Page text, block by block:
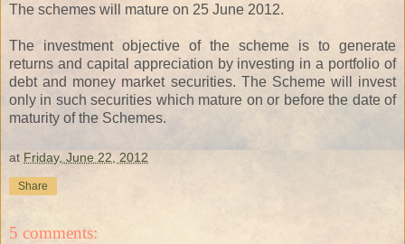
The schemes will mature on 25 June 2012.
The investment objective of the scheme is to generate
returns and capital appreciation by investing in a portfolio of
debt and money market securities. The Scheme will invest
only in such securities which mature on or before the date of
maturity of the Schemes.
at Friday, June 22, 2012
Share
5 comments: